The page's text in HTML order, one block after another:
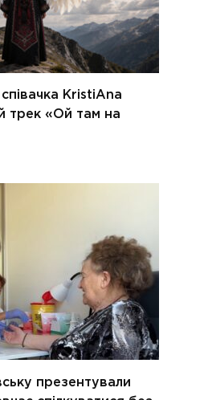
KristiAna
трек «Ой там на
презентували